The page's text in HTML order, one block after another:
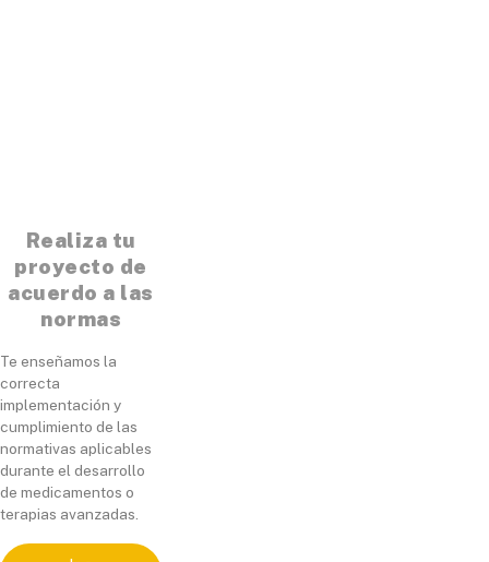
Realiza tu
proyecto de
acuerdo a las
normas
Te enseñamos la
correcta
implementación y
cumplimiento de las
normativas aplicables
durante el desarrollo
de medicamentos o
terapias avanzadas.